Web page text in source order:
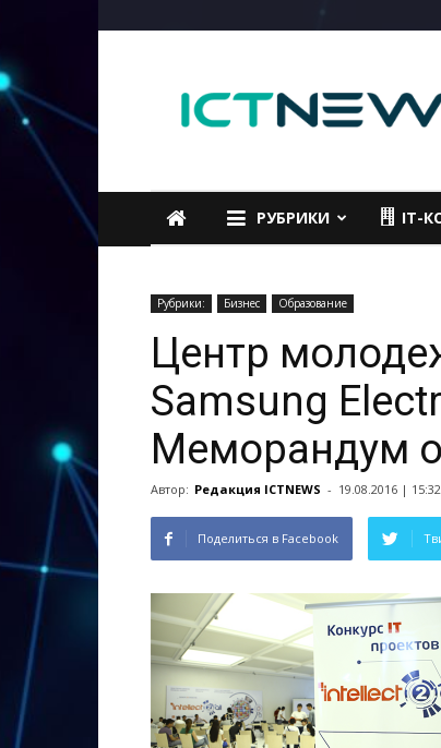
РУБРИКИ IT-
Рубрики: Бизнес Образование
Центр
Samsung
Меморандум о
Автор: Редакция ICTNEWS - 19.08.2016 | 15:32
Поделиться в Facebook